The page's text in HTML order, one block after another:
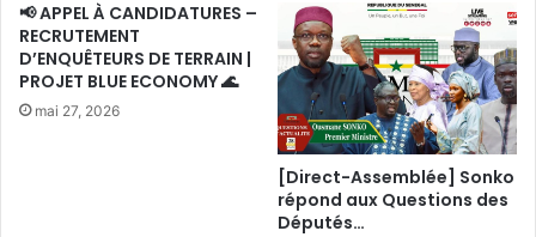
📢 APPEL À CANDIDATURES –
RECRUTEMENT
D’ENQUÊTEURS DE TERRAIN |
PROJET BLUE ECONOMY 🌊
mai 27, 2026
[Direct-Assemblée] Sonko
répond aux Questions des
Députés…